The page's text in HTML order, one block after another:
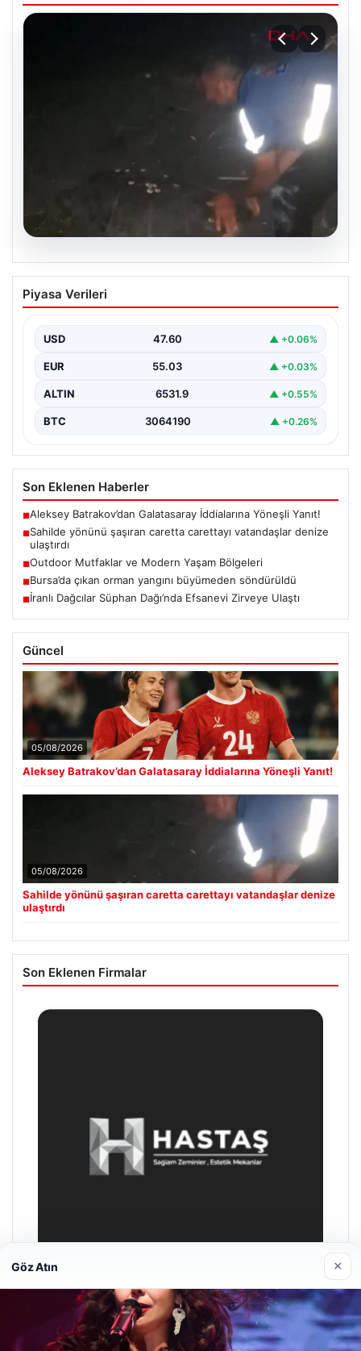
05.08.2026
Sahilde yönünü şaşıran caretta
carettayı vatandaşlar denize ulaştırdı
Piyasa Verileri
USD 47.60 ▲ +0.06%
EUR 55.03 ▲ +0.03%
ALTIN 6531.9 ▲ +0.55%
BTC 3064190 ▲ +0.26%
Son Eklenen Haberler
■Aleksey Batrakov’dan Galatasaray İddialarına Yöneşli Yanıt!
■Sahilde yönünü şaşıran caretta carettayı vatandaşlar denize
ulaştırdı
■Outdoor Mutfaklar ve Modern Yaşam Bölgeleri
■Bursa’da çıkan orman yangını büyümeden söndürüldü
■İranlı Dağcılar Süphan Dağı’nda Efsanevi Zirveye Ulaştı
Güncel
05/08/2026
Aleksey Batrakov’dan Galatasaray İddialarına Yöneşli Yanıt!
05/08/2026
Sahilde yönünü şaşıran caretta carettayı vatandaşlar denize
ulaştırdı
Son Eklenen Firmalar
Prenses Night Club
29/04/2026
Göz Atın ×